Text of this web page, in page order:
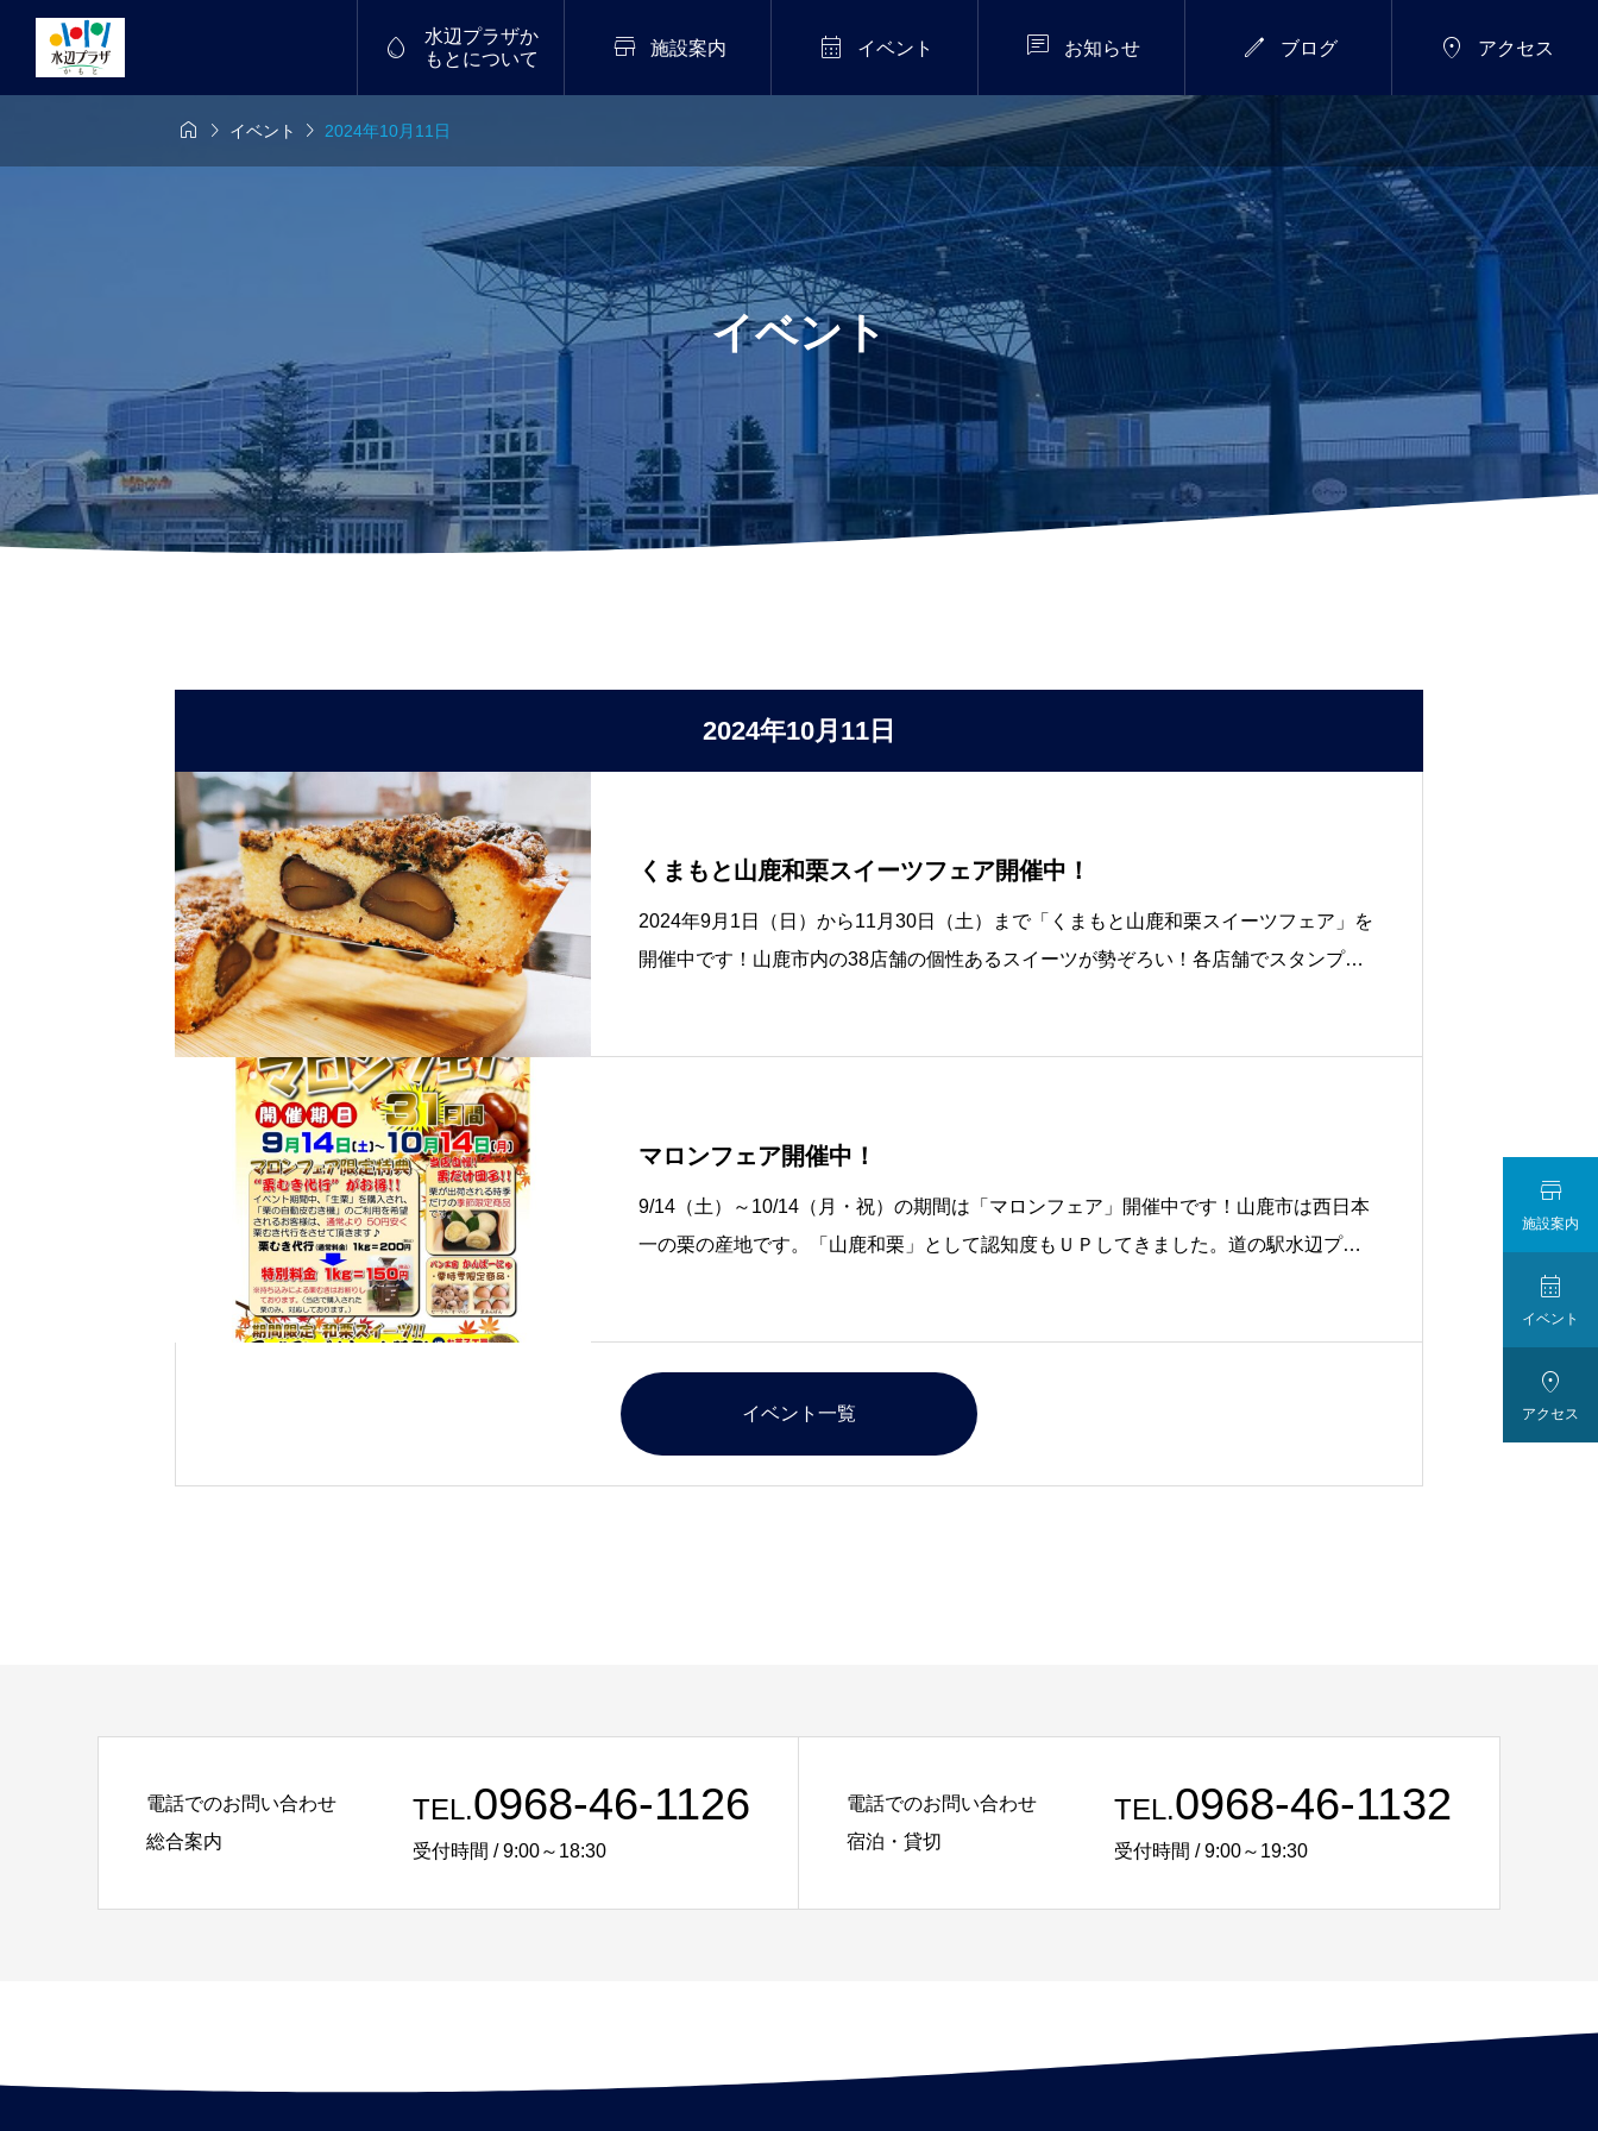

水辺プラザか
もとについて
 施設案内  イベント  お知らせ  ブログ  アクセス
7/18(土)～19(日) 2026年7月20日
伝統芸能「猿まわし公
演」開催！
7/18(土)～26(日)
サマーウィーク開催し
ます！

2026.01.02
新年のご挨拶
2026.01.01

  イベント  2024年10月11日
イベント
2024年10月11日
くまもと山鹿和栗スイーツフェア開催中！
2024年9月1日（日）から11月30日（土）まで「くまもと山鹿和栗スイーツフェア」を
開催中です！山鹿市内の38店舗の個性あるスイーツが勢ぞろい！各店舗でスタンプを
マロンフェア開催中！
9/14（土）～10/14（月・祝）の期間は「マロンフェア」開催中です！山鹿市は西日本
一の栗の産地です。「山鹿和栗」として認知度もＵＰしてきました。道の駅水辺プラ
イベント一覧
電話でのお問い合わせ
総合案内
TEL.0968-46-1126
受付時間 / 9:00～18:30
電話でのお問い合わせ
宿泊・貸切
TEL.0968-46-1132
受付時間 / 9:00～19:30

施設案内

イベント

アクセス